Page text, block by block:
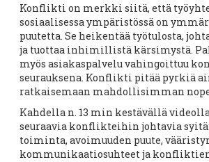
Konflikti on merkki siitä, että
sosiaalisessa ympäristössä on
puutetta. Se heikentää työtulosta,
ja tuottaa inhimillistä kärsimystä.
myös asiakaspalvelu vahingoittuu
seurauksena. Konflikti pitää pyrkiä
ratkaisemaan mahdollisimman
Kahdella n. 13 min kestävällä
seuraavia konflikteihin johtavia
toiminta, avoimuuden puute,
kommunikaatiosuhteet ja